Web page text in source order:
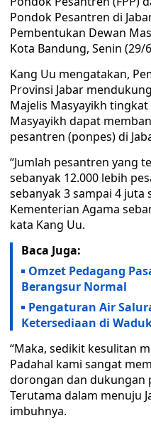
Pondok Pesantren di
Pembentukan Dewan
Kota Bandung, Senin (29/
Kang Uu mengatakan,
Provinsi Jabar
Majelis Masyayikh tingkat
Masyayikh dapat
pesantren (ponpes) di
“Jumlah pesantren yang
sebanyak 12.000 lebih
sebanyak 3 sampai 4
Kementerian Agama
kata Kang Uu.
Baca Juga:
Omzet Pedagang
Berangsur Normal
Pengaturan Air
Ketersediaan di
“Maka, sedikit kesulitan
Padahal kami sangat
dorongan dan dukungan
Terutama dalam menuju
imbuhnya.